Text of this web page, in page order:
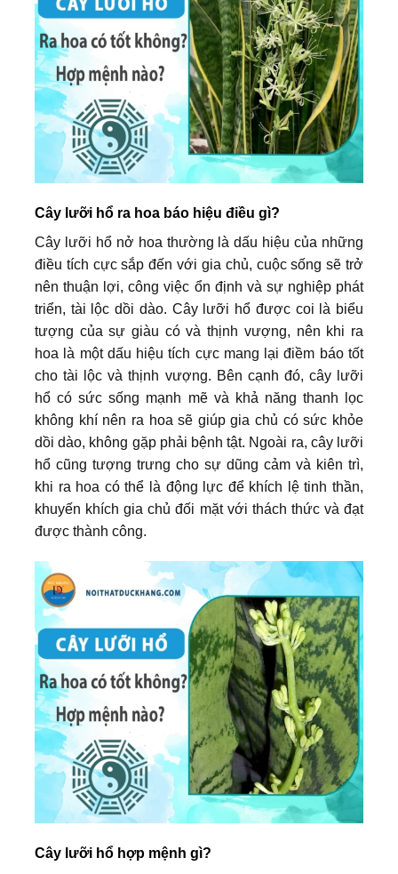
Cây lưỡi hổ ra hoa báo hiệu điều gì?
Cây lưỡi hổ nở hoa thường là dấu hiệu của những
điều tích cực sắp đến với gia chủ, cuộc sống sẽ trở
nên thuận lợi, công việc ổn định và sự nghiệp phát
triển, tài lộc dồi dào. Cây lưỡi hổ được coi là biểu
tượng của sự giàu có và thịnh vượng, nên khi ra
hoa là một dấu hiệu tích cực mang lại điềm báo tốt
cho tài lộc và thịnh vượng. Bên cạnh đó, cây lưỡi
hổ có sức sống mạnh mẽ và khả năng thanh lọc
không khí nên ra hoa sẽ giúp gia chủ có sức khỏe
dồi dào, không gặp phải bệnh tật. Ngoài ra, cây lưỡi
hổ cũng tượng trưng cho sự dũng cảm và kiên trì,
khi ra hoa có thể là động lực để khích lệ tinh thần,
khuyến khích gia chủ đối mặt với thách thức và đạt
được thành công.
Cây lưỡi hổ hợp mệnh gì?